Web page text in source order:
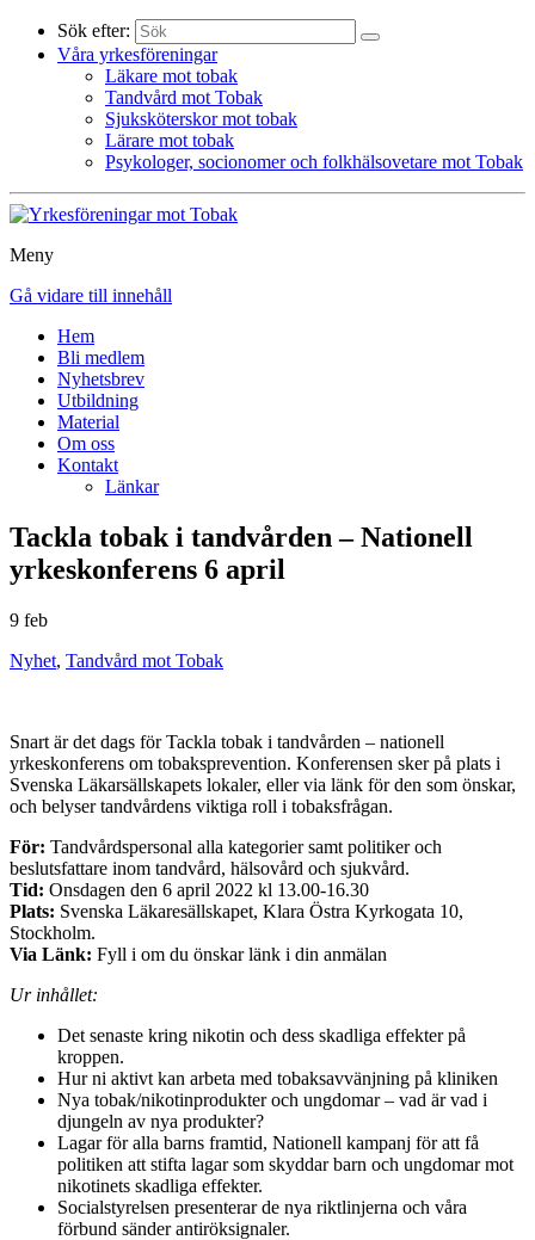
Sök efter:
Våra yrkesföreningar
Läkare mot tobak
Tandvård mot Tobak
Sjuksköterskor mot tobak
Lärare mot tobak
Psykologer, socionomer och folkhälsovetare mot Tobak
Meny
Gå vidare till innehåll
Hem
Bli medlem
Nyhetsbrev
Utbildning
Material
Om oss
Kontakt
Länkar
Tackla tobak i tandvården – Nationell
yrkeskonferens 6 april
9 feb
Nyhet, Tandvård mot Tobak
Snart är det dags för Tackla tobak i tandvården – nationell
yrkeskonferens om tobaksprevention. Konferensen sker på plats i
Svenska Läkarsällskapets lokaler, eller via länk för den som önskar,
och belyser tandvårdens viktiga roll i tobaksfrågan.
För: Tandvårdspersonal alla kategorier samt politiker och
beslutsfattare inom tandvård, hälsovård och sjukvård.
Tid: Onsdagen den 6 april 2022 kl 13.00-16.30
Plats: Svenska Läkaresällskapet, Klara Östra Kyrkogata 10,
Stockholm.
Via Länk: Fyll i om du önskar länk i din anmälan
Ur inhållet:
Det senaste kring nikotin och dess skadliga effekter på
kroppen.
Hur ni aktivt kan arbeta med tobaksavvänjning på kliniken
Nya tobak/nikotinprodukter och ungdomar – vad är vad i
djungeln av nya produkter?
Lagar för alla barns framtid, Nationell kampanj för att få
politiken att stifta lagar som skyddar barn och ungdomar mot
nikotinets skadliga effekter.
Socialstyrelsen presenterar de nya riktlinjerna och våra
förbund sänder antiröksignaler.